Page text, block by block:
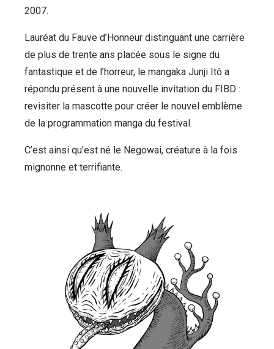
2007.
Lauréat du Fauve d’Honneur distinguant une carrière
de plus de trente ans placée sous le signe du
fantastique et de l’horreur, le mangaka Junji Itô a
répondu présent à une nouvelle invitation du FIBD :
revisiter la mascotte pour créer le nouvel emblème
de la programmation manga du festival.
C’est ainsi qu’est né le Negowai, créature à la fois
mignonne et terrifiante.